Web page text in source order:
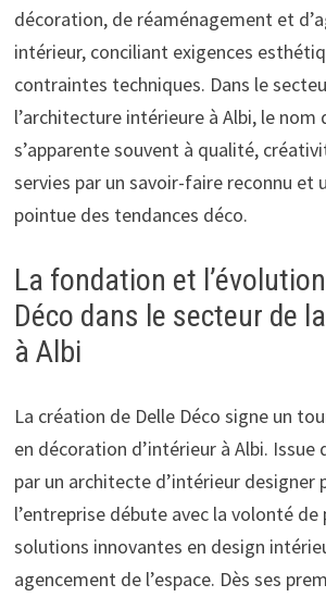
décoration, de réaménagement et
intérieur, conciliant exigences
contraintes techniques. Dans le
l’architecture intérieure à Albi, le nom
s’apparente souvent à qualité,
servies par un savoir-faire reconnu et
pointue des tendances déco.
La fondation et
Déco dans le secteur de
à Albi
La création de Delle Déco signe un
en décoration d’intérieur à Albi. Issue
par un architecte d’intérieur designer
l’entreprise débute avec la volonté de
solutions innovantes en design
agencement de l’espace. Dès ses